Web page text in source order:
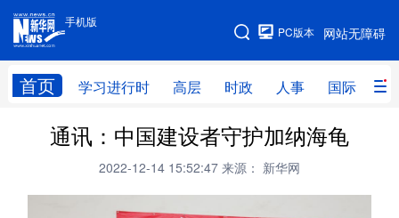
手机版
网站无障碍
PC版本
首页 学习进行时 高层 时政 人事 国际 财
手机版
网站地图
学习进行时 高层 时政 人事
财经 网评
思客智库
通讯：中国建设者守护加纳海龟
2022-12-14 15:52:47 来源： 新华网